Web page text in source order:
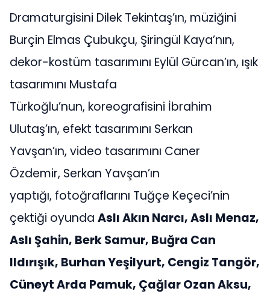
Dramaturgisini Dilek Tekintaş’ın, müziğini
Burçin Elmas Çubukçu, Şiringül Kaya’nın,
dekor-kostüm tasarımını Eylül Gürcan’ın, ışık
tasarımını Mustafa
Türkoğlu’nun, koreografisini İbrahim
Ulutaş’ın, efekt tasarımını Serkan
Yavşan’ın, video tasarımını Caner
Özdemir, Serkan Yavşan’ın
yaptığı, fotoğraflarını Tuğçe Keçeci’nin
çektiği oyunda Aslı Akın Narcı, Aslı Menaz,
Aslı Şahin, Berk Samur, Buğra Can
Ildırışık, Burhan Yeşilyurt, Cengiz Tangör,
Cüneyt Arda Pamuk, Çağlar Ozan Aksu,